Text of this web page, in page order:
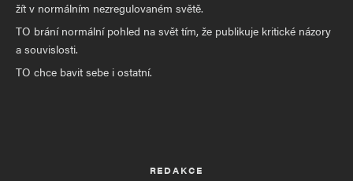
žít v normálním nezregulovaném světě.
TO brání normální pohled na svět tím, že publikuje kritické názory
a souvislosti.
TO chce bavit sebe i ostatní.
REDAKCE